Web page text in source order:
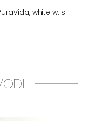
white w. s